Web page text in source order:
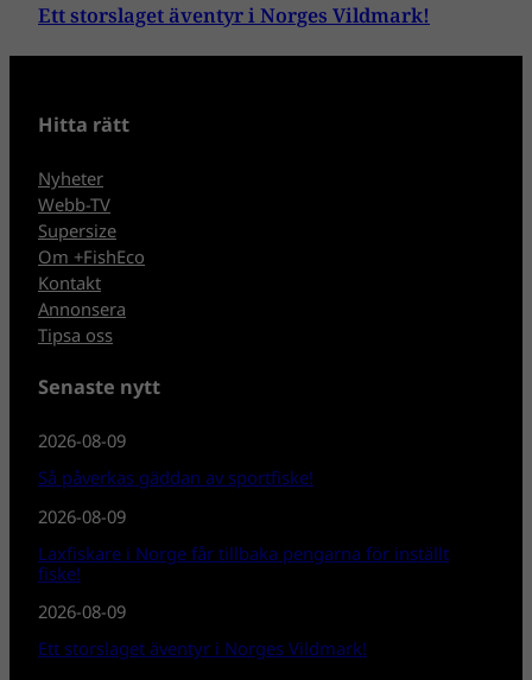
Ett storslaget äventyr i Norges Vildmark!
Hitta rätt
Nyheter
Webb-TV
Supersize
Om +FishEco
Kontakt
Annonsera
Tipsa oss
Senaste nytt
2026-08-09
Så påverkas gäddan av sportfiske!
2026-08-09
Laxfiskare i Norge får tillbaka pengarna för inställt
fiske!
2026-08-09
Ett storslaget äventyr i Norges Vildmark!